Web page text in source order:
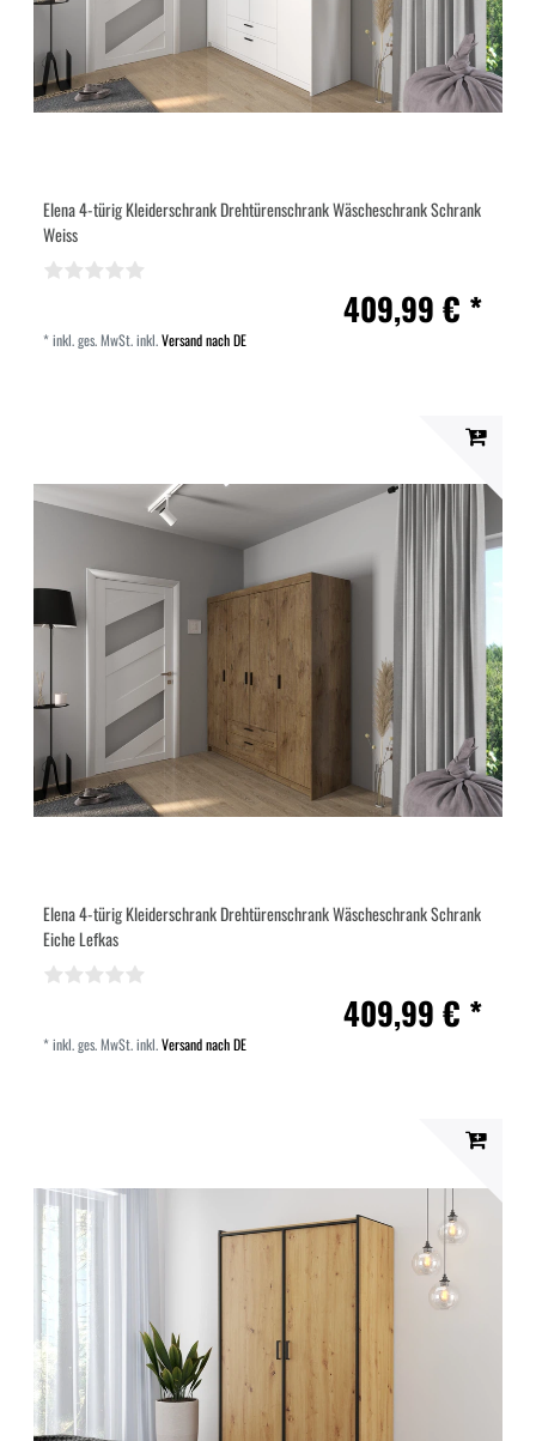
Elena 4-türig Kleiderschrank Drehtürenschrank Wäscheschrank Schrank
Weiss
409,99 € *
*inkl. ges. MwSt.inkl.Versand nach DE
Elena 4-türig Kleiderschrank Drehtürenschrank Wäscheschrank Schrank
Eiche Lefkas
409,99 € *
*inkl. ges. MwSt.inkl.Versand nach DE